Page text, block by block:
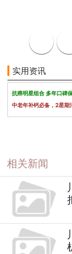
实用资讯
抗癌明星组合 多年口碑
中老年补钙必备，2星期
相关新闻